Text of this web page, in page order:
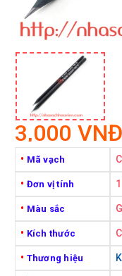
3,000 VNĐ
• Mã vạch
• Đơn vị tính
• Màu sắc
• Kích thước
• Thương hiệu